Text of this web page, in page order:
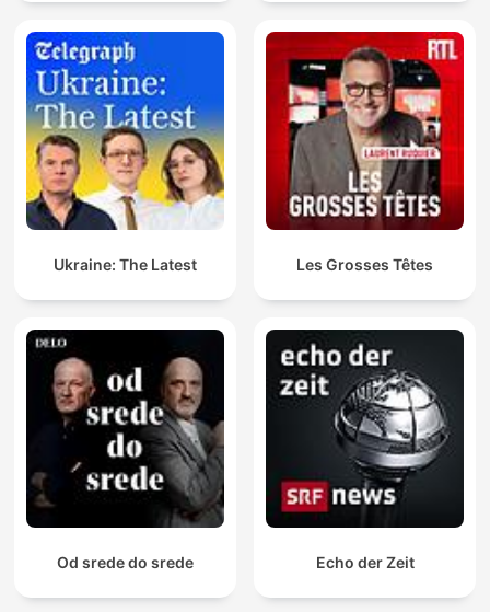
Ukraine: The Latest Les Grosses Têtes
Od srede do srede Echo der Zeit